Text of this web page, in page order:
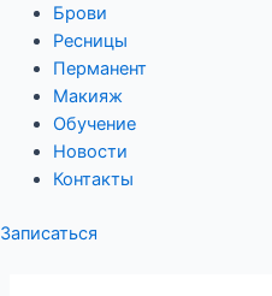
Брови
Ресницы
Перманент
Макияж
Обучение
Новости
Контакты
Записаться